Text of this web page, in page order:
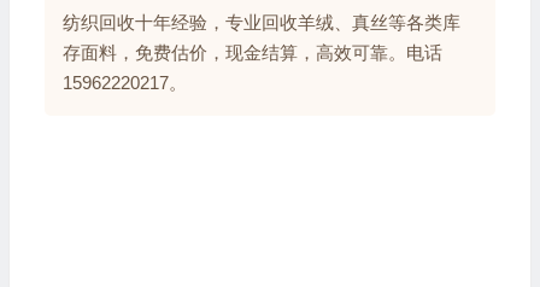
纺织回收十年经验，专业回收羊绒、真丝等各类库
存面料，免费估价，现金结算，高效可靠。电话
15962220217。